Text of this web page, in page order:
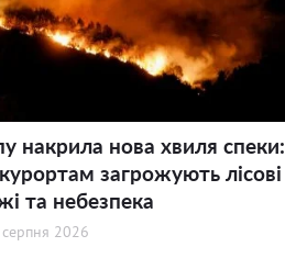
накрила нова хвиля спеки:
загрожують лісові
та небезпека
2026